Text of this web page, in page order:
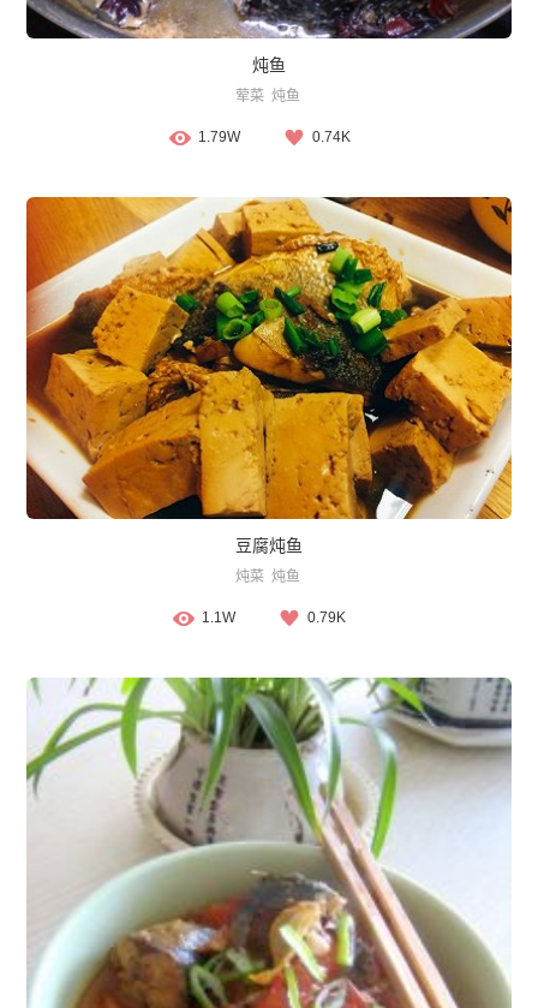
炖鱼
荤菜 炖鱼
1.79W 0.74K
豆腐炖鱼
炖菜 炖鱼
1.1W 0.79K